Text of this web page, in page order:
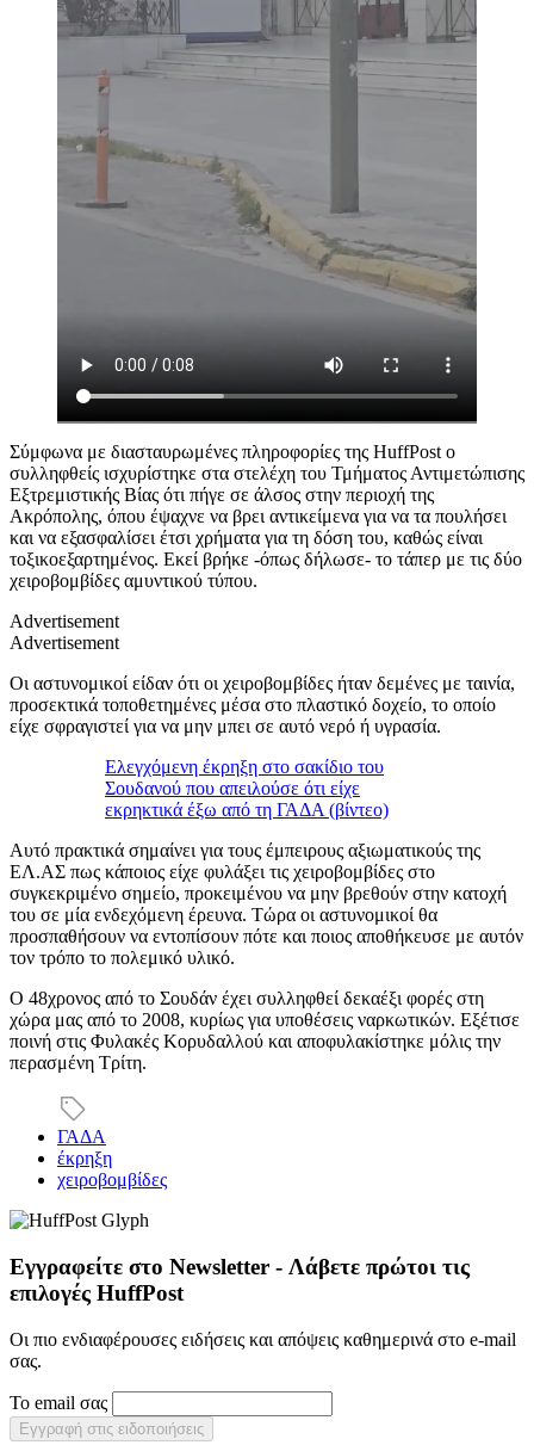
Σύμφωνα με διασταυρωμένες πληροφορίες της HuffPost ο
συλληφθείς ισχυρίστηκε στα στελέχη του Τμήματος Αντιμετώπισης
Εξτρεμιστικής Βίας ότι πήγε σε άλσος στην περιοχή της
Ακρόπολης, όπου έψαχνε να βρει αντικείμενα για να τα πουλήσει
και να εξασφαλίσει έτσι χρήματα για τη δόση του, καθώς είναι
τοξικοεξαρτημένος. Εκεί βρήκε -όπως δήλωσε- το τάπερ με τις δύο
χειροβομβίδες αμυντικού τύπου.
Advertisement
Advertisement
Οι αστυνομικοί είδαν ότι οι χειροβομβίδες ήταν δεμένες με ταινία,
προσεκτικά τοποθετημένες μέσα στο πλαστικό δοχείο, το οποίο
είχε σφραγιστεί για να μην μπει σε αυτό νερό ή υγρασία.
Ελεγχόμενη έκρηξη στο σακίδιο του
Σουδανού που απειλούσε ότι είχε
εκρηκτικά έξω από τη ΓΑΔΑ (βίντεο)
Αυτό πρακτικά σημαίνει για τους έμπειρους αξιωματικούς της
ΕΛ.ΑΣ πως κάποιος είχε φυλάξει τις χειροβομβίδες στο
συγκεκριμένο σημείο, προκειμένου να μην βρεθούν στην κατοχή
του σε μία ενδεχόμενη έρευνα. Τώρα οι αστυνομικοί θα
προσπαθήσουν να εντοπίσουν πότε και ποιος αποθήκευσε με αυτόν
τον τρόπο το πολεμικό υλικό.
Ο 48χρονος από το Σουδάν έχει συλληφθεί δεκαέξι φορές στη
χώρα μας από το 2008, κυρίως για υποθέσεις ναρκωτικών. Εξέτισε
ποινή στις Φυλακές Κορυδαλλού και αποφυλακίστηκε μόλις την
περασμένη Τρίτη.
ΓΑΔΑ
έκρηξη
χειροβομβίδες
Εγγραφείτε στο Newsletter - Λάβετε πρώτοι τις
επιλογές HuffPost
Οι πιο ενδιαφέρουσες ειδήσεις και απόψεις καθημερινά στο e-mail
σας.
Το email σας
Εγγραφή στις ειδοποιήσεις